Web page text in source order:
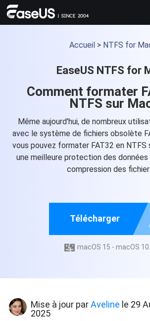
Accueil> NTFS for
EaseUS NTFS for
Comment formater
NTFS sur
Même aujourd'hui, de nombreux
avec le système de fichiers obsolète
vous pouvez formater FAT32 en NTFS
une meilleure protection des
compression des
Télécharger
 macOS 15 - macOS
Mise à jour par Aveline le 29
2025